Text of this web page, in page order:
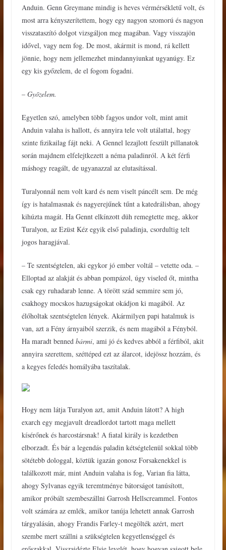
Anduin. Genn Greymane mindig is heves vérmérsékletű volt, és
most arra kényszerítettem, hogy egy nagyon szomorú és nagyon
visszataszító dolgot vizsgáljon meg magában. Vagy visszajön
idővel, vagy nem fog. De most, akármit is mond, rá kellett
jönnie, hogy nem jellemezhet mindannyiunkat ugyanúgy. Ez
egy kis győzelem, de el fogom fogadni.
– Győzelem.
Egyetlen szó, amelyben több fagyos undor volt, mint amit
Anduin valaha is hallott, és annyira tele volt utálattal, hogy
szinte fizikailag fájt neki. A Gennel lezajlott feszült pillanatok
során majdnem elfelejtkezett a néma paladinról. A két férfi
máshogy reagált, de ugyanazzal az elutasítással.
Turalyonnál nem volt kard és nem viselt páncélt sem. De még
így is hatalmasnak és nagyerejűnek tűnt a katedrálisban, ahogy
kihúzta magát. Ha Gennt elkínzott düh remegtette meg, akkor
Turalyon, az Ezüst Kéz egyik első paladinja, csordultig telt
jogos haragjával.
– Te szentségtelen, aki egykor jó ember voltál – vetette oda. –
Elloptad az alakját és abban pompázol, úgy viseled őt, mintha
csak egy ruhadarab lenne. A törött szád semmire sem jó,
csakhogy mocskos hazugságokat okádjon ki magából. Az
élőholtak szentségtelen lények. Akármilyen papi hatalmuk is
van, azt a Fény árnyaiból szerzik, és nem magából a Fényból.
Ha maradt benned bármi, ami jó és kedves abból a férfiból, akit
annyira szerettem, széttéped ezt az álarcot, idejössz hozzám, és
a kegyes feledés homályába taszítalak.
Hogy nem látja Turalyon azt, amit Anduin látott? A high
exarch egy megjavult dreadlordot tartott maga mellett
kísérőnek és harcostársnak! A fiatal király is kezdetben
elborzadt. És bár a legendás paladin kétségtelenül sokkal több
sötétebb dologgal, köztük igazán gonosz Forsakenekkel is
találkozott már, mint Anduin valaha is fog, Varian fia látta,
ahogy Sylvanas egyik teremtménye bátorságot tanúsított,
amikor próbált szembeszállni Garrosh Hellscreammel. Fontos
volt számára az emlék, amikor tanúja lehetett annak Garrosh
tárgyalásán, ahogy Frandis Farley-t megölték azért, mert
szembe mert szállni a szükségtelen kegyetlenséggel és